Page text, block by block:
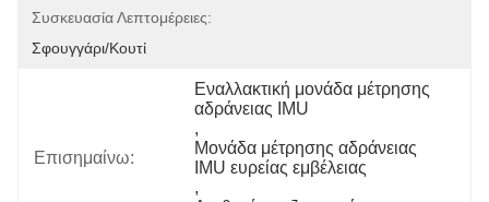
Συσκευασία Λεπτομέρειες:
Σφουγγάρι/κουτί
Επισημαίνω:
Εναλλακτική μονάδα μέτρησης
αδράνειας IMU
,
Μονάδα μέτρησης αδράνειας
IMU ευρείας εμβέλειας
,